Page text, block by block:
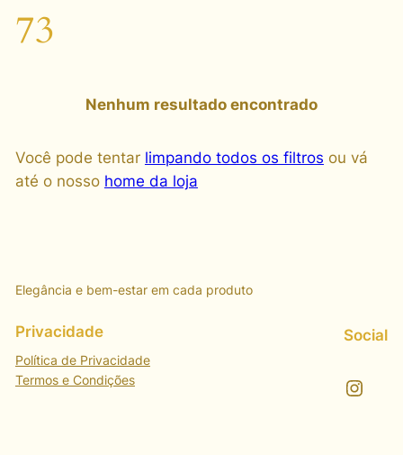
73
Nenhum resultado encontrado
Você pode tentar limpando todos os filtros ou vá
até o nosso home da loja
Elegância e bem-estar em cada produto
Privacidade
Política de Privacidade
Termos e Condições
Social
Instagram